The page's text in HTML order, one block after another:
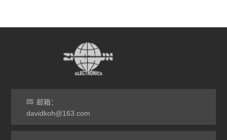
邮箱：
davidkoh@163.com